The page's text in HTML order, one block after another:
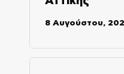
8 Αυγούστου,